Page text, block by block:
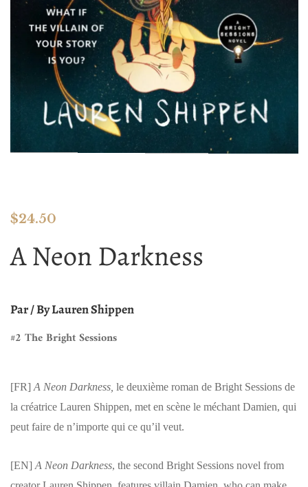
$24.50
A Neon Darkness
Par / By Lauren Shippen
#2 The Bright Sessions
[FR] A Neon Darkness, le deuxième roman de Bright Sessions de
la créatrice Lauren Shippen, met en scène le méchant Damien, qui
peut faire de n’importe qui ce qu’il veut.
[EN] A Neon Darkness, the second Bright Sessions novel from